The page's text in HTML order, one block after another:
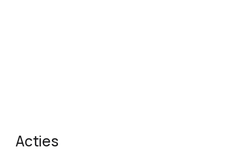
Acties